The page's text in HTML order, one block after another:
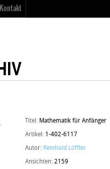
Kontakt
Titel: Mathematik für Anfänger
Artikel: 1-402-6117
Autor: Reinhold Löffler
Ansichten: 2159